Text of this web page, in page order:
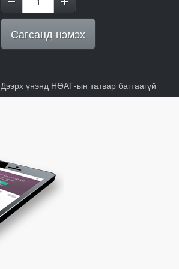
Сагсанд нэмэх
Дээрх үнэнд НӨАТ-ын татвар багтаагүй